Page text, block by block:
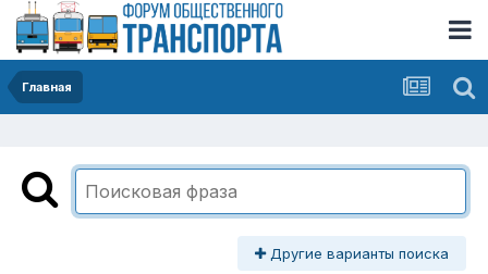
Главная
Другие варианты поиска